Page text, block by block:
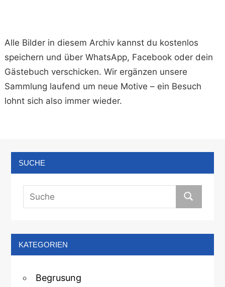
Alle Bilder in diesem Archiv kannst du kostenlos
speichern und über WhatsApp, Facebook oder dein
Gästebuch verschicken. Wir ergänzen unsere
Sammlung laufend um neue Motive – ein Besuch
lohnt sich also immer wieder.
SUCHE
KATEGORIEN
Begrusung